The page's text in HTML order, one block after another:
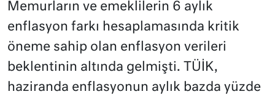
Memurların ve emeklilerin 6 aylık
enflasyon farkı hesaplamasında kritik
öneme sahip olan enflasyon verileri
beklentinin altında gelmişti. TÜİK,
haziranda enflasyonun aylık bazda yüzde